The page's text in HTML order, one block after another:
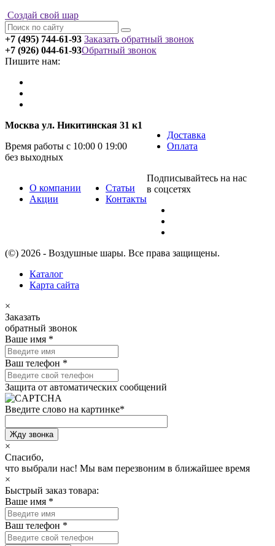
Создай свой шар
+7 (495) 744-61-93 Заказать обратный звонок
+7 (926) 044-61-93
Пишите нам:
Обратный звонок
Москва ул. Никитинская 31 к1
Время работы с 10:00 0 19:00
без выходных
Доставка
Оплата
О компании
Акции
Статьи
Контакты
Подписывайтесь на нас
в соцсетях
(©) 2026 - Воздушные шары. Все права защищены.
Каталог
Карта сайта
×
Заказать
обратный звонок
Ваше имя *
Ваш телефон *
Защита от автоматических сообщений
Введите слово на картинке*
×
Спасибо,
что выбрали нас! Мы вам перезвоним в ближайшее время
×
Быстрый заказ товара:
Ваше имя *
Ваш телефон *